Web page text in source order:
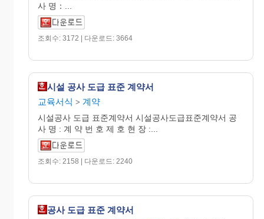
사 명：...
조회수: 3172 | 다운로드: 3664
시설 공사 도급 표준 계약서
교육서식 > 계약
시설공사 도급 표준계약서 시설공사도급표준계약서 공
사 명 : 계 약 번 호 제 호 현 장 :...
조회수: 2158 | 다운로드: 2240
공사 도급 표준 계약서